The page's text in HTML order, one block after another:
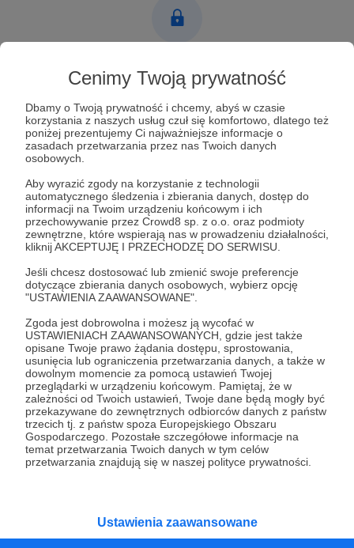
Cenimy Twoją prywatność
Dbamy o Twoją prywatność i chcemy, abyś w czasie
korzystania z naszych usług czuł się komfortowo, dlatego też
poniżej prezentujemy Ci najważniejsze informacje o
zasadach przetwarzania przez nas Twoich danych
osobowych.
Aby wyrazić zgody na korzystanie z technologii
automatycznego śledzenia i zbierania danych, dostęp do
informacji na Twoim urządzeniu końcowym i ich
przechowywanie przez Crowd8 sp. z o.o. oraz podmioty
zewnętrzne, które wspierają nas w prowadzeniu działalności,
kliknij AKCEPTUJĘ I PRZECHODZĘ DO SERWISU.
Jeśli chcesz dostosować lub zmienić swoje preferencje
dotyczące zbierania danych osobowych, wybierz opcję
"USTAWIENIA ZAAWANSOWANE".
Zgoda jest dobrowolna i możesz ją wycofać w
USTAWIENIACH ZAAWANSOWANYCH, gdzie jest także
opisane Twoje prawo żądania dostępu, sprostowania,
usunięcia lub ograniczenia przetwarzania danych, a także w
dowolnym momencie za pomocą ustawień Twojej
przeglądarki w urządzeniu końcowym. Pamiętaj, że w
zależności od Twoich ustawień, Twoje dane będą mogły być
przekazywane do zewnętrznych odbiorców danych z państw
trzecich tj. z państw spoza Europejskiego Obszaru
Gospodarczego. Pozostałe szczegółowe informacje na
temat przetwarzania Twoich danych w tym celów
przetwarzania znajdują się w naszej polityce prywatności.
Ustawienia zaawansowane
Post dostępny tylko dla Patronów
Zostań Patronem
Zaloguj się
zadanie
Udostępnij
Kwadrans Na Angielski
Zobacz profil autora